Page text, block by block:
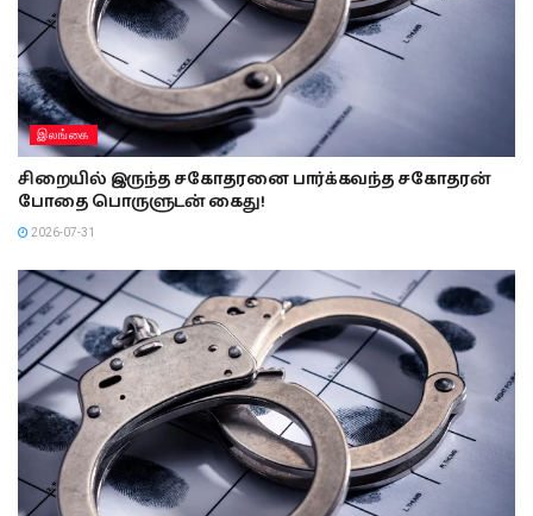
இலங்கை
சிறையில் இருந்த சகோதரனை பார்க்கவந்த சகோதரன்
போதை பொருளுடன் கைது!
2026-07-31